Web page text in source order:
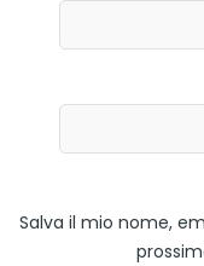
Salva il mio nome,